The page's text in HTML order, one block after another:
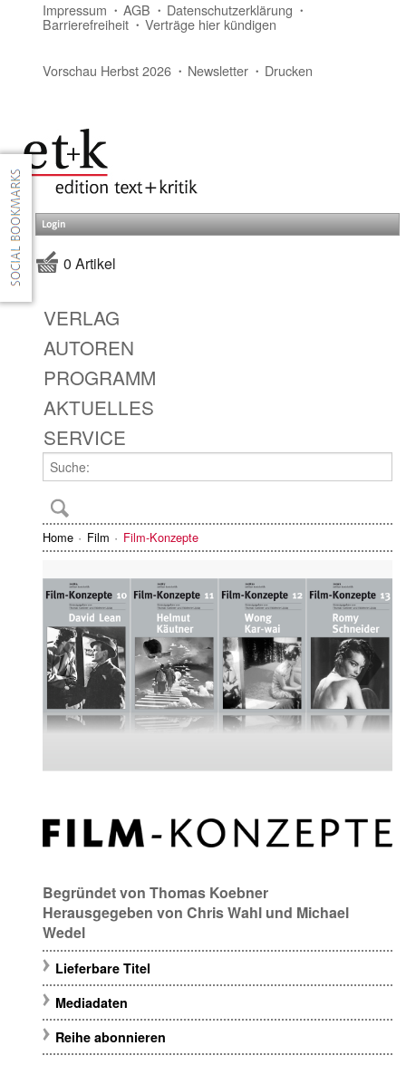
Impressum AGB Datenschutzerklärung
Barrierefreiheit Verträge hier kündigen
Vorschau Herbst 2026 Newsletter Drucken
Login
0 Artikel
VERLAG
AUTOREN
PROGRAMM
AKTUELLES
SERVICE
Home Film Film-Konzepte
Begründet von Thomas Koebner
Herausgegeben von Chris Wahl und Michael
Wedel
Lieferbare Titel
Mediadaten
Reihe abonnieren